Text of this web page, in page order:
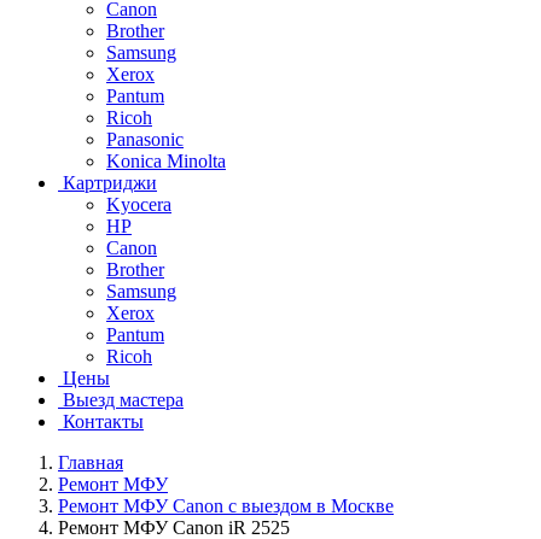
Canon
Brother
Samsung
Xerox
Pantum
Ricoh
Panasonic
Konica Minolta
Картриджи
Kyocera
HP
Canon
Brother
Samsung
Xerox
Pantum
Ricoh
Цены
Выезд мастера
Контакты
Главная
Ремонт МФУ
Ремонт МФУ Canon с выездом в Москве
Ремонт МФУ Canon iR 2525